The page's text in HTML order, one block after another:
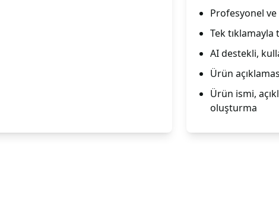
Profesyonel
Tek
AI destekli,
Ürün
Ürün ismi,
oluşturma